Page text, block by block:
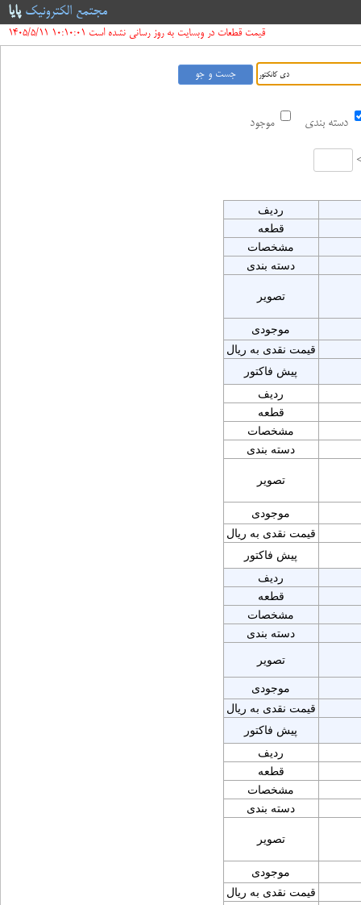
مجتمع الکترونیکپایا
قیمت قطعات در وبسایت به روز رسانی نشده است 10:10:01 1405/5/11
موجود دسته بندی
ردیف
قطعه
مشخصات
دسته بندی
تصویر
موجودی
قیمت نقدی به ریال
پیش فاکتور
ردیف
قطعه
مشخصات
دسته بندی
تصویر
موجودی
قیمت نقدی به ریال
پیش فاکتور
ردیف
قطعه
مشخصات
دسته بندی
تصویر
موجودی
قیمت نقدی به ریال
پیش فاکتور
ردیف
قطعه
مشخصات
دسته بندی
تصویر
موجودی
قیمت نقدی به ریال